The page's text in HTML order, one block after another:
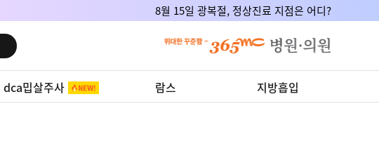
8월 15일 광복절, 정상진료 지점은 어디?
dca밉살주사 람스 지방흡입